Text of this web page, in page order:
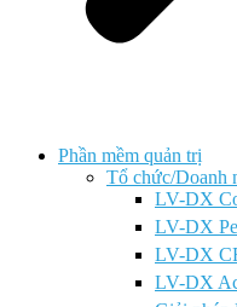
Phần mềm quản trị
Tổ chức/Doanh
LV-DX
LV-DX
LV-DX
LV-DX